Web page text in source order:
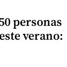
personas
verano: